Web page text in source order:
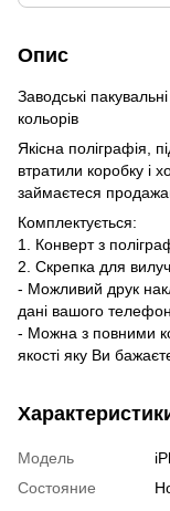
Опис
Заводські
кольорів
Якісна поліграфія,
втратили коробку і
займаєтеся
Комплектується:
1. Конверт з
2. Скрепка для
- Можливий друк
дані вашого
- Можна з повними
якості яку Ви
Модель
Состояние